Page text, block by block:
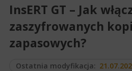
InsERT GT – Jak
zaszyfrowanych
zapasowych?
Ostatnia modyfikacja: